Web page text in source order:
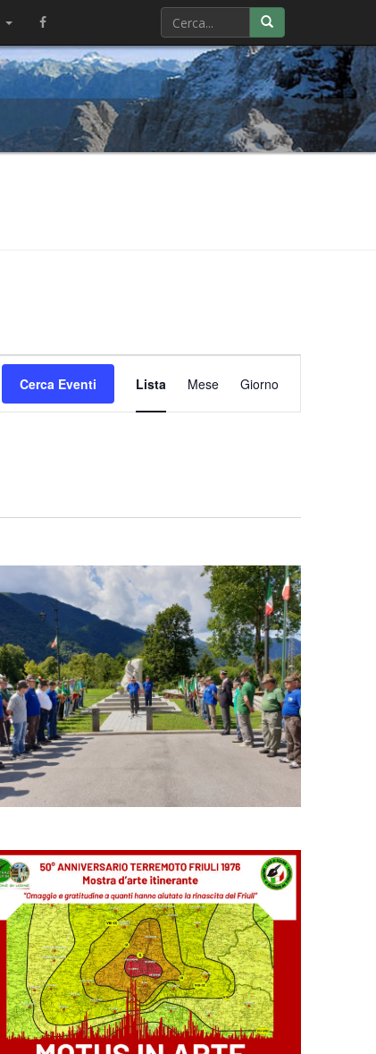
Cerca Eventi
Evento
Viste
Navigazione
Lista Mese Giorno